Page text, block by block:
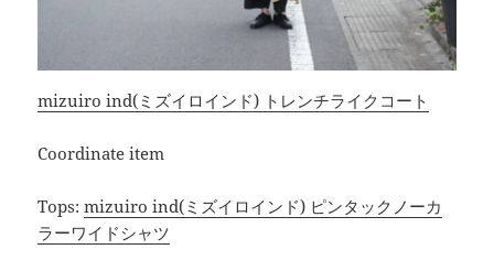
mizuiro ind(ミズイロインド) トレンチライクコート
Coordinate item
Tops:mizuiro ind(ミズイロインド) ピンタックノーカ
ラーワイドシャツ